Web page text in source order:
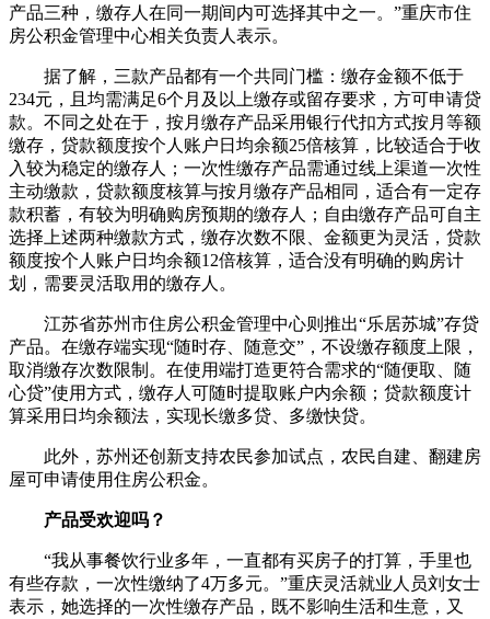
产品三种，缴存人在同一期间内可选择其中之一。”重庆市住
房公积金管理中心相关负责人表示。
据了解，三款产品都有一个共同门槛：缴存金额不低于
234元，且均需满足6个月及以上缴存或留存要求，方可申请贷
款。不同之处在于，按月缴存产品采用银行代扣方式按月等额
缴存，贷款额度按个人账户日均余额25倍核算，比较适合于收
入较为稳定的缴存人；一次性缴存产品需通过线上渠道一次性
主动缴款，贷款额度核算与按月缴存产品相同，适合有一定存
款积蓄，有较为明确购房预期的缴存人；自由缴存产品可自主
选择上述两种缴款方式，缴存次数不限、金额更为灵活，贷款
额度按个人账户日均余额12倍核算，适合没有明确的购房计
划，需要灵活取用的缴存人。
江苏省苏州市住房公积金管理中心则推出“乐居苏城”存贷
产品。在缴存端实现“随时存、随意交”，不设缴存额度上限，
取消缴存次数限制。在使用端打造更符合需求的“随便取、随
心贷”使用方式，缴存人可随时提取账户内余额；贷款额度计
算采用日均余额法，实现长缴多贷、多缴快贷。
此外，苏州还创新支持农民参加试点，农民自建、翻建房
屋可申请使用住房公积金。
产品受欢迎吗？
“我从事餐饮行业多年，一直都有买房子的打算，手里也
有些存款，一次性缴纳了4万多元。”重庆灵活就业人员刘女士
表示，她选择的一次性缴存产品，既不影响生活和生意，又